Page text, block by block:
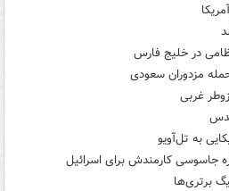
در خلیج فارس
به تل‌آویو
جاسوسی کارمندش برای اسرائیل
برتری‌ها